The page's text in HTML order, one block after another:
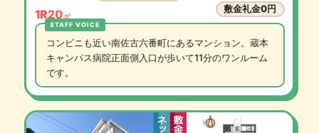
1R20㎡
敷金礼金0円
コンビニも近い南佐古六番町にあるマンション。蔵本
キャンパス病院正面側入口が歩いて11分のワンルーム
です。